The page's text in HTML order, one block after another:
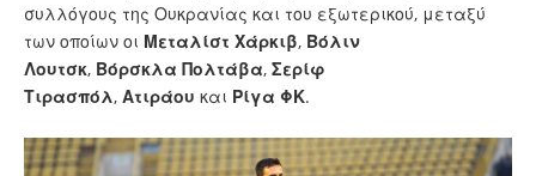
συλλόγους της Ουκρανίας και του εξωτερικού, μεταξύ
των οποίων οι Μεταλίστ Χάρκιβ, Βόλιν
Λουτσκ, Βόρσκλα Πολτάβα, Σερίφ
Τιρασπόλ, Ατιράου και Ρίγα ΦΚ.